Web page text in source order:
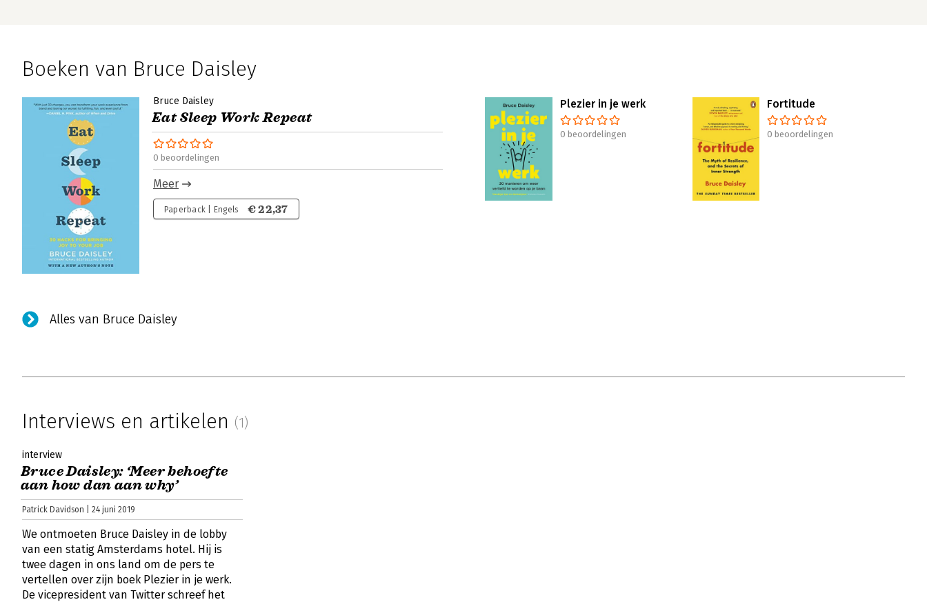
Boeken van Bruce Daisley
Bruce Daisley
Eat Sleep Work Repeat
0 beoordelingen
Meer
Paperback | Engels € 22,37
Plezier in je werk
0 beoordelingen
Fortitude
0 beoordelingen
Alles van Bruce Daisley
Interviews en artikelen (1)
interview
Bruce Daisley: ‘Meer behoefte
aan how dan aan why’
Patrick Davidson | 24 juni 2019
We ontmoeten Bruce Daisley in de lobby
van een statig Amsterdams hotel. Hij is
twee dagen in ons land om de pers te
vertellen over zijn boek Plezier in je werk.
De vicepresident van Twitter schreef het